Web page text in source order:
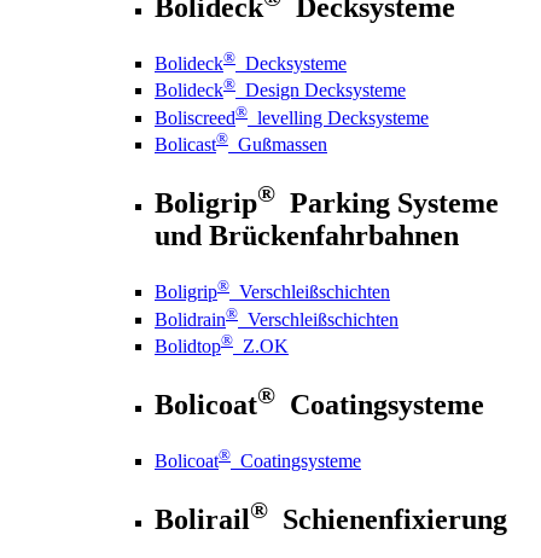
Bolideck Decksysteme
Bolideck® Decksysteme
Bolideck® Design Decksysteme
Boliscreed® levelling Decksysteme
Bolicast® Gußmassen
Boligrip® Parking Systeme
und Brückenfahrbahnen
Boligrip® Verschleißschichten
Bolidrain® Verschleißschichten
Bolidtop® Z.OK
Bolicoat® Coatingsysteme
Bolicoat® Coatingsysteme
Bolirail® Schienenfixierung